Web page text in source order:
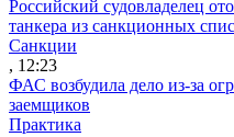
Российский судовладелец
танкера из санкционных
Санкции
, 12:23
ФАС возбудила дело из-за
заемщиков
Практика